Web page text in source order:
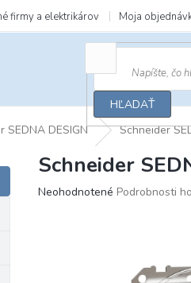
firmy a elektrikárov Moja
HĽADAŤ
SEDNA DESIGN Schneider
Schneider
Priemerné
Neohodnotené Podrobnosti